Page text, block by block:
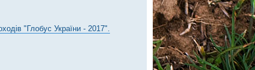
"Глобус України - 2017".